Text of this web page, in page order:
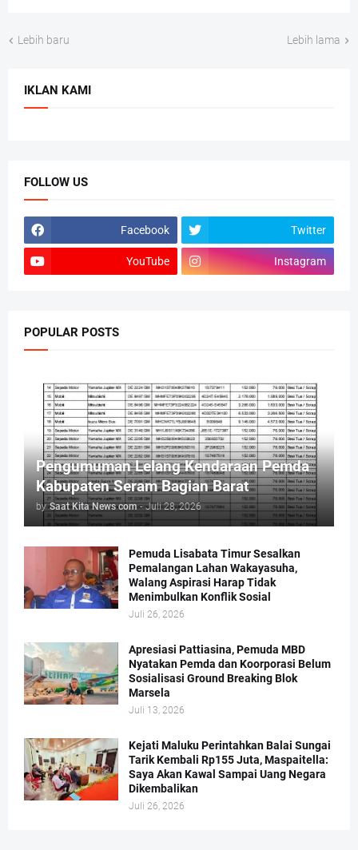
Lebih baru Lebih lama
IKLAN KAMI
FOLLOW US
Facebook Twitter
YouTube Instagram
POPULAR POSTS
Pengumuman Lelang Kendaraan Pemda
Kabupaten Seram Bagian Barat
by Saat Kita News com - Juli 28, 2026
Pemuda Lisabata Timur Sesalkan
Pemalangan Lahan Wakayasuha,
Walang Aspirasi Harap Tidak
Menimbulkan Konflik Sosial
Juli 26, 2026
Apresiasi Pattiasina, Pemuda MBD
Nyatakan Pemda dan Koorporasi Belum
Sosialisasi Ground Breaking Blok
Marsela
Juli 13, 2026
Kejati Maluku Perintahkan Balai Sungai
Tarik Kembali Rp155 Juta, Maspaitella:
Saya Akan Kawal Sampai Uang Negara
Dikembalikan
Juli 26, 2026